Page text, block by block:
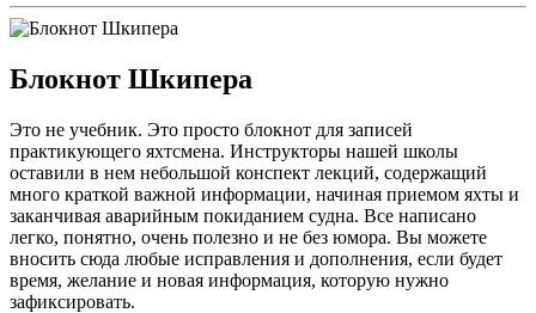
Блокнот Шкипера
Это не учебник. Это просто блокнот для записей
практикующего яхтсмена. Инструкторы нашей школы
оставили в нем небольшой конспект лекций, содержащий
много краткой важной информации, начиная приемом яхты и
заканчивая аварийным покиданием судна. Все написано
легко, понятно, очень полезно и не без юмора. Вы можете
вносить сюда любые исправления и дополнения, если будет
время, желание и новая информация, которую нужно
зафиксировать.